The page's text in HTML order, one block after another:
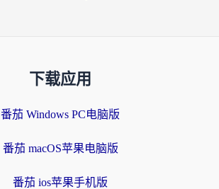
下载应用
番茄 Windows PC电脑版
番茄 macOS苹果电脑版
番茄 ios苹果手机版